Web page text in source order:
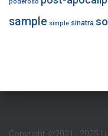
sample simple sinatra
Copyright ©2021 - 2025